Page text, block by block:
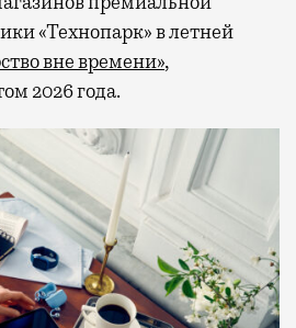
«Технопарк» в летней
вне времени»,
2026 года.